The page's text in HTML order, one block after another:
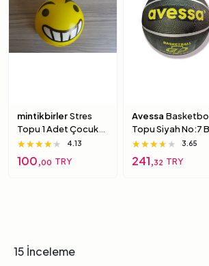
mintikbirlerStres
Topu 1 Adet Çocuk
Için Yumuşak
Süngerimsi Içi Dolu
Top 6 Numara
★★★★★
★★★★★
★★★★★ 4.13
100,00 TRY
Avessa
Topu Siyah No:7
7 7 Numara
★★★★★
★★★★★
★★★★★ 3.65
241,32 TRY
15 İnceleme